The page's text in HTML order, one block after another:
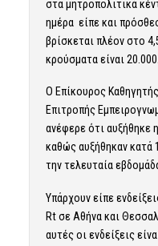
στα μητροπολιτικά
ημέρα είπε και
βρίσκεται πλέον στο
κρούσματα είναι 20.000.
Ο Επίκουρος
Επιτροπής
ανέφερε ότι αυξήθηκε
καθώς αυξήθηκαν κατά
την τελευταία
Υπάρχουν είπε
Rt σε Αθήνα και
αυτές οι ενδείξεις